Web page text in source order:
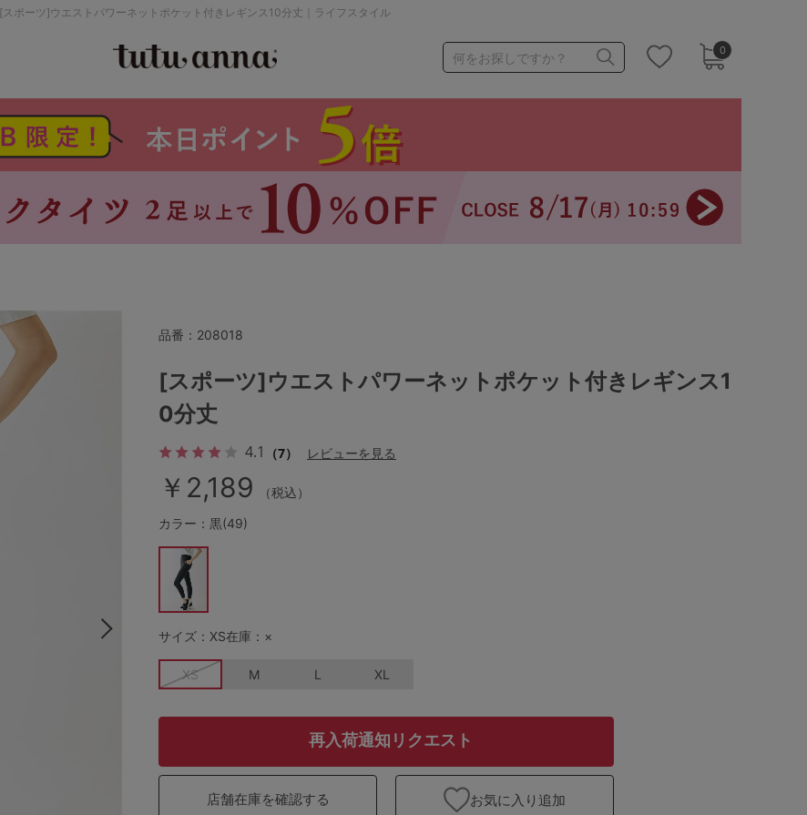
[スポーツ]ウエストパワーネットポケット付きレギンス10分丈｜ライフスタイル
0
何をお探しですか？
パジャマ
ストッキング
～999円 1,000～1,999円
2,000～2,999円 3,000～3,999円
その他から探す
お気に入り
ランキング
WEB限定アイテム
特集ページ
品番： 208018
[スポーツ]ウエストパワーネットポケット付きレギンス1
0分丈
4.1 （7） レビューを見る
￥2,189
（税込）
カラー：黒(49)
サイズ：XS在庫：×
XS M L XL
再入荷通知リクエスト
店舗在庫を確認する お気に入り追加